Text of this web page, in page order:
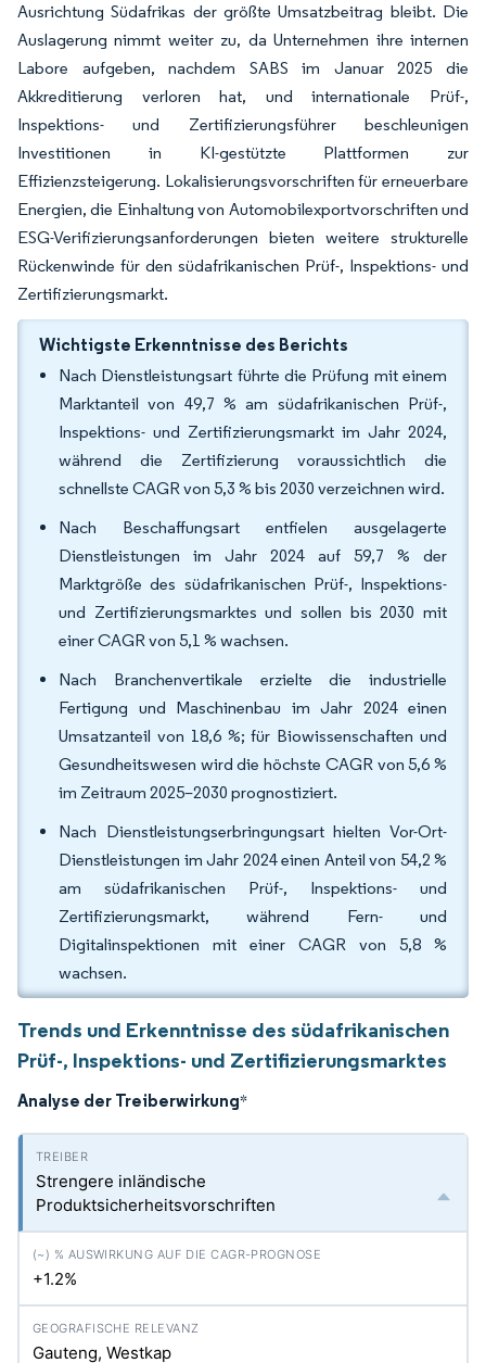
Ausrichtung Südafrikas der größte Umsatzbeitrag bleibt. Die
Auslagerung nimmt weiter zu, da Unternehmen ihre internen
Labore aufgeben, nachdem SABS im Januar 2025 die
Akkreditierung verloren hat, und internationale Prüf-,
Inspektions- und Zertifizierungsführer beschleunigen
Investitionen in KI-gestützte Plattformen zur
Effizienzsteigerung. Lokalisierungsvorschriften für erneuerbare
Energien, die Einhaltung von Automobilexportvorschriften und
ESG-Verifizierungsanforderungen bieten weitere strukturelle
Rückenwinde für den südafrikanischen Prüf-, Inspektions- und
Zertifizierungsmarkt.
Wichtigste Erkenntnisse des Berichts
Nach Dienstleistungsart führte die Prüfung mit einem
Marktanteil von 49,7 % am südafrikanischen Prüf-,
Inspektions- und Zertifizierungsmarkt im Jahr 2024,
während die Zertifizierung voraussichtlich die
schnellste CAGR von 5,3 % bis 2030 verzeichnen wird.
Nach Beschaffungsart entfielen ausgelagerte
Dienstleistungen im Jahr 2024 auf 59,7 % der
Marktgröße des südafrikanischen Prüf-, Inspektions-
und Zertifizierungsmarktes und sollen bis 2030 mit
einer CAGR von 5,1 % wachsen.
Nach Branchenvertikale erzielte die industrielle
Fertigung und Maschinenbau im Jahr 2024 einen
Umsatzanteil von 18,6 %; für Biowissenschaften und
Gesundheitswesen wird die höchste CAGR von 5,6 %
im Zeitraum 2025–2030 prognostiziert.
Nach Dienstleistungserbringungsart hielten Vor-Ort-
Dienstleistungen im Jahr 2024 einen Anteil von 54,2 %
am südafrikanischen Prüf-, Inspektions- und
Zertifizierungsmarkt, während Fern- und
Digitalinspektionen mit einer CAGR von 5,8 %
wachsen.
Trends und Erkenntnisse des südafrikanischen
Prüf-, Inspektions- und Zertifizierungsmarktes
Analyse der Treiberwirkung*
Strengere inländische
Produktsicherheitsvorschriften
+1.2%
Gauteng, Westkap